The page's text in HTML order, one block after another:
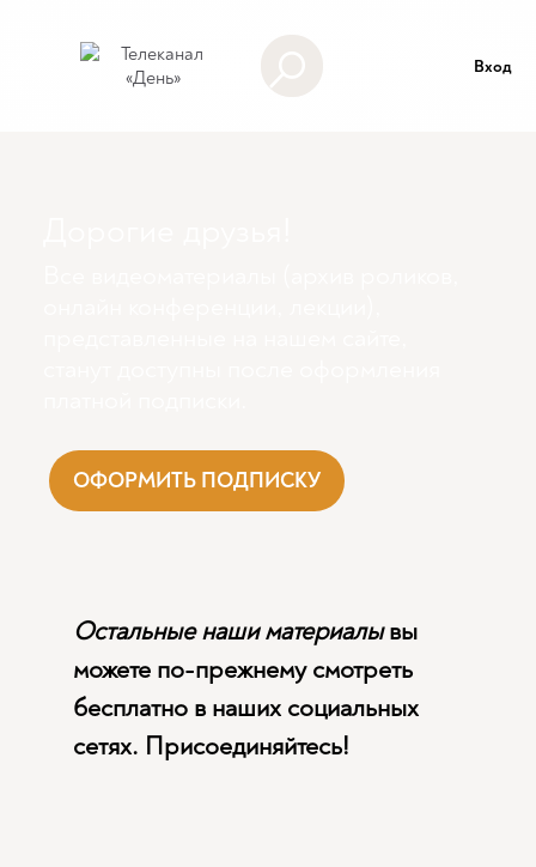
Вход
ОФОРМИТЬ ПОДПИСКУ
Остальные наши материалывы
можете по-прежнему смотреть
бесплатно в наших социальных
сетях. Присоединяйтесь!